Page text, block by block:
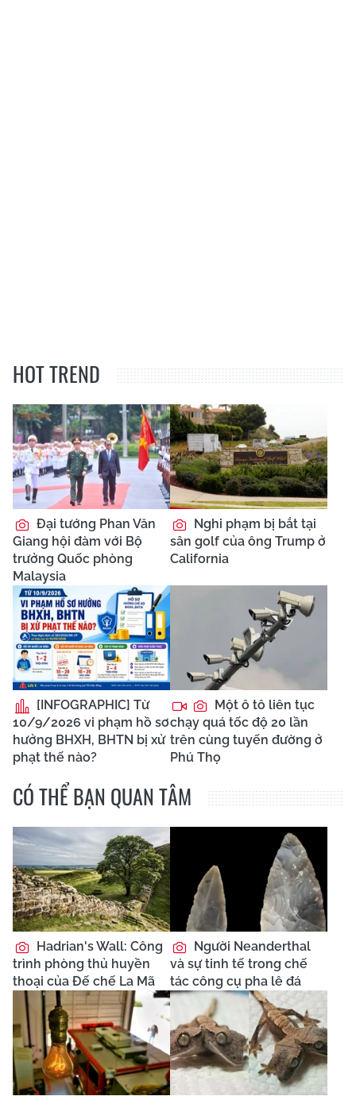
HOT TREND
Đại tướng Phan Văn
Giang hội đàm với Bộ
trưởng Quốc phòng
Malaysia
Nghi phạm bị bắt tại
sân golf của ông Trump ở
California
[INFOGRAPHIC] Từ
10/9/2026 vi phạm hồ sơ
hưởng BHXH, BHTN bị xử
phạt thế nào?
Một ô tô liên tục
chạy quá tốc độ 20 lần
trên cùng tuyến đường ở
Phú Thọ
CÓ THỂ BẠN QUAN TÂM
Hadrian's Wall: Công
trình phòng thủ huyền
thoại của Đế chế La Mã
Người Neanderthal
và sự tinh tế trong chế
tác công cụ pha lê đá